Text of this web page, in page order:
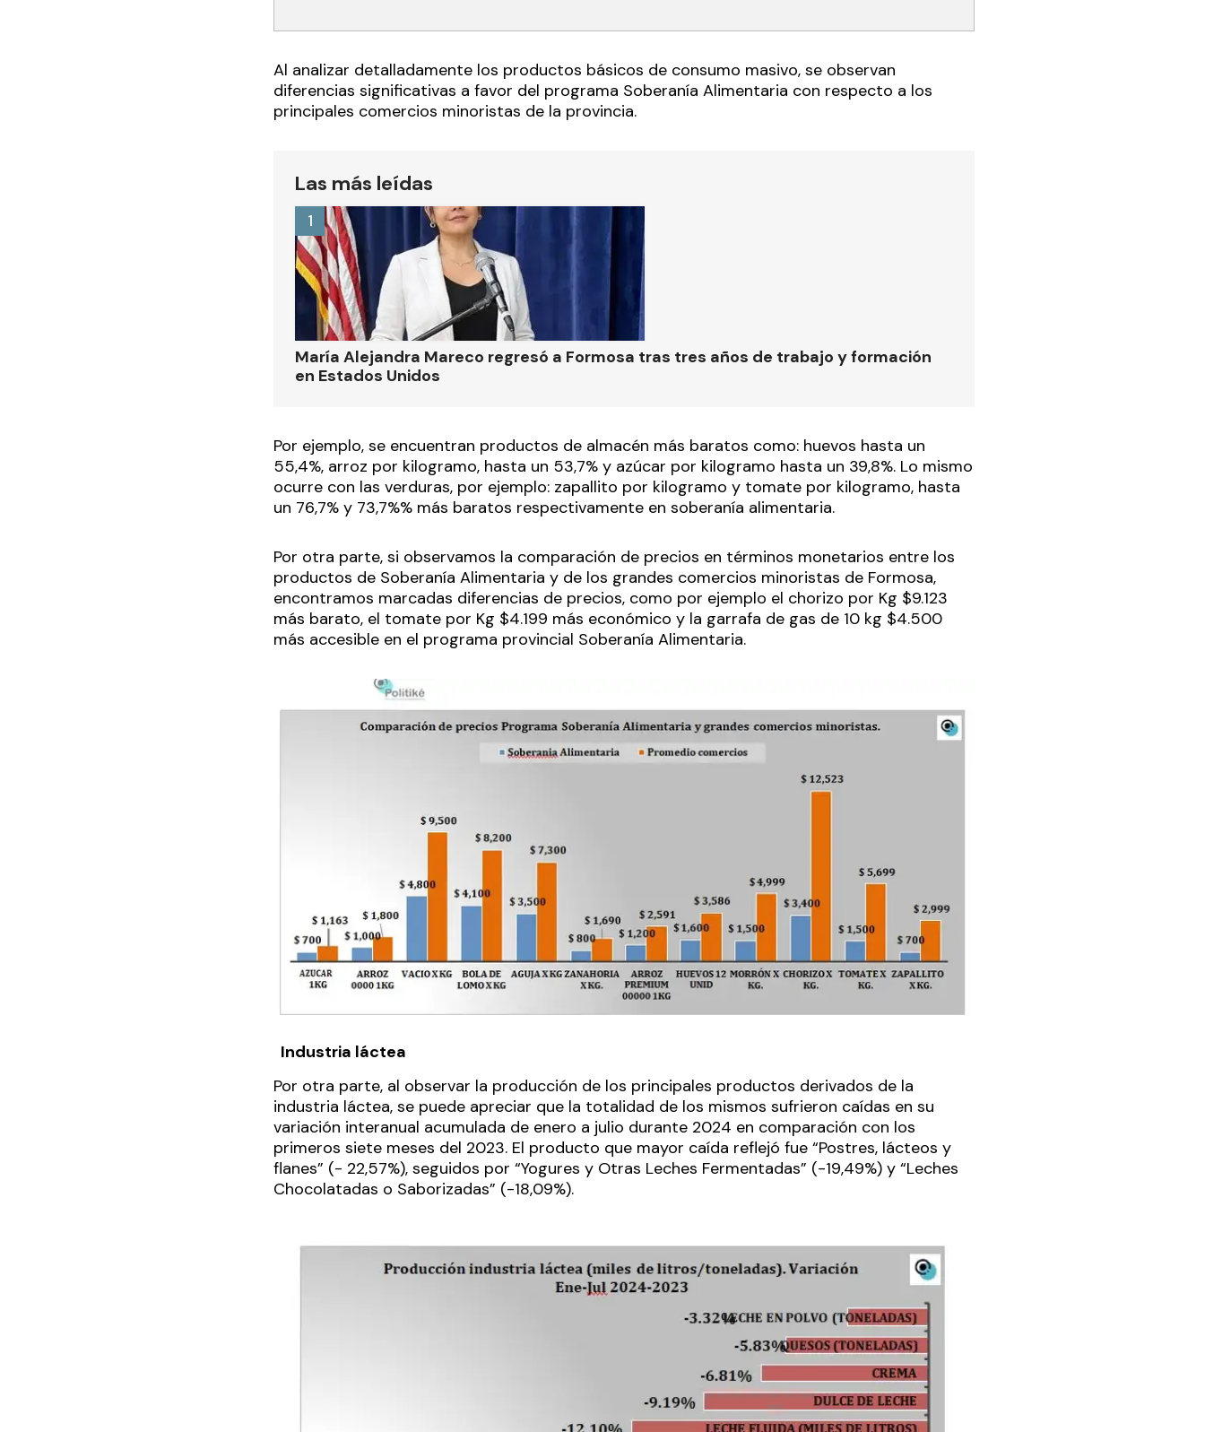
Al analizar detalladamente los productos básicos de consumo masivo, se observan
diferencias significativas a favor del programa Soberanía Alimentaria con respecto a los
principales comercios minoristas de la provincia.
Las más leídas
María Alejandra Mareco regresó a Formosa tras tres años de trabajo y formación
en Estados Unidos
1
Por ejemplo, se encuentran productos de almacén más baratos como: huevos hasta un
55,4%, arroz por kilogramo, hasta un 53,7% y azúcar por kilogramo hasta un 39,8%. Lo mismo
ocurre con las verduras, por ejemplo: zapallito por kilogramo y tomate por kilogramo, hasta
un 76,7% y 73,7%% más baratos respectivamente en soberanía alimentaria.
Por otra parte, si observamos la comparación de precios en términos monetarios entre los
productos de Soberanía Alimentaria y de los grandes comercios minoristas de Formosa,
encontramos marcadas diferencias de precios, como por ejemplo el chorizo por Kg $9.123
más barato, el tomate por Kg $4.199 más económico y la garrafa de gas de 10 kg $4.500
más accesible en el programa provincial Soberanía Alimentaria.
Industria láctea
Por otra parte, al observar la producción de los principales productos derivados de la
industria láctea, se puede apreciar que la totalidad de los mismos sufrieron caídas en su
variación interanual acumulada de enero a julio durante 2024 en comparación con los
primeros siete meses del 2023. El producto que mayor caída reflejó fue “Postres, lácteos y
flanes” (- 22,57%), seguidos por “Yogures y Otras Leches Fermentadas” (-19,49%) y “Leches
Chocolatadas o Saborizadas” (-18,09%).